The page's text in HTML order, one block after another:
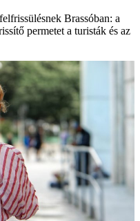
Brassóban: a
permetet a turisták és az